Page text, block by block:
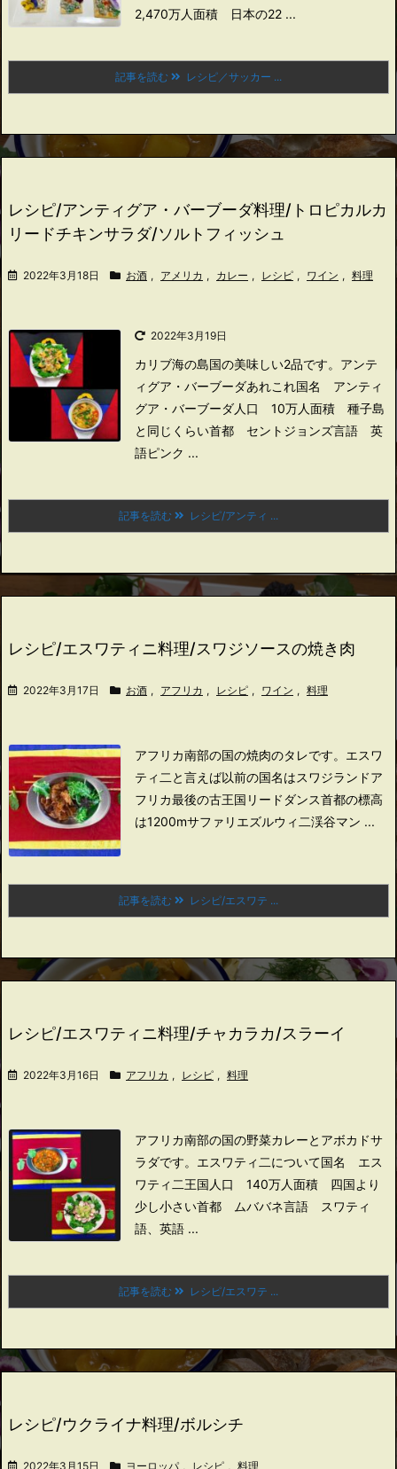
2,470万人面積 日本の22 ...
記事を読む レシピ／サッカー ...
レシピ/アンティグア・バーブーダ料理/トロピカルカ
リードチキンサラダ/ソルトフィッシュ
2022年3月18日 お酒 , アメリカ , カレー , レシピ , ワイン , 料理
2022年3月19日
カリブ海の島国の美味しい2品です。 アンテ
ィグア・バーブーダあれこれ国名 アンティ
グア・バーブーダ人口 10万人面積 種子島
と同じくらい首都 セントジョンズ言語 英
語ピンク ...
記事を読む レシピ/アンティ ...
レシピ/エスワティニ料理/スワジソースの焼き肉
2022年3月17日 お酒 , アフリカ , レシピ , ワイン , 料理
アフリカ南部の国の焼肉のタレです。 エスワ
ティ二と言えば以前の国名はスワジランドア
フリカ最後の古王国 リードダンス首都の標高
は1200mサファリ エズルウィ二渓谷マン ...
記事を読む レシピ/エスワテ ...
レシピ/エスワティニ料理/チャカラカ/スラーイ
2022年3月16日 アフリカ , レシピ , 料理
アフリカ南部の国の野菜カレーとアボカドサ
ラダです。 エスワティ二について国名 エス
ワティ二王国 人口 140万人面積 四国より
少し小さい首都 ムババネ言語 スワティ
語、英語 ...
記事を読む レシピ/エスワテ ...
レシピ/ウクライナ料理/ボルシチ
2022年3月15日 ヨーロッパ , レシピ , 料理